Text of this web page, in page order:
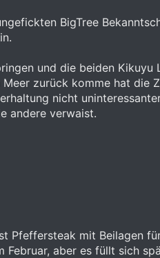
BigTree
und die beiden
zurück komme hat
nicht
andere verwaist.
Pfeffersteak mit Beilagen
Februar, aber es füllt sich